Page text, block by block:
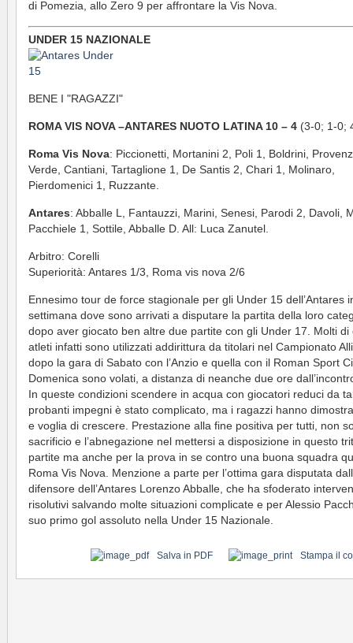
di Pomezia, allo Zero 9 per affrontare la Vis Nova.
UNDER 15 NAZIONALE
BENE I "RAGAZZI"
ROMA VIS NOVA –ANTARES NUOTO LATINA 10 – 4 (3-0; 1-0;
Roma Vis Nova: Piccionetti, Mortanini 2, Poli 1, Boldrini,
Verde, Cantiani, Tartaglione 1, De Santis 2, Chari 1, Molinaro,
Pierdomenici 1, Ruzzante.
Antares: Abballe L, Fantauzzi, Marini, Senesi, Parodi 2, Davoli,
Pacchiele 1, Sottile, Abballe D. All: Luca Zanutel.
Arbitro: Corelli
Superiorità: Antares 1/3, Roma vis nova 2/6
Ennesimo tour de force stagionale per gli Under 15 dell’Antares
settimana dove sono arrivati a disputare la partita della loro
dopo aver giocato ben altre due partite con gli Under 17. Molti di
atleti infatti sono utilizzati addirittura da titolari nel Campionato
dopo la gara di Sabato con l’Anzio e quella con il Roman Sport
Domenica sono volati, a distanza di neanche due ore
In queste condizioni scendere in acqua con giocatori reduci da
probanti impegni è stato complicato, ma i ragazzi hanno
e voglia di crescere. Prestazione alla fine positiva per tutti, non
sacrificio e l’abnegazione nel mettersi a disposizione in questo
partite ma anche per la prova in se contro una buona squadra
Roma Vis Nova. Menzione a parte per l’ottima gara disputata
difensore dell’Antares Lorenzo Abballe, che ha sfoderato
risolutivi salvando molte situazioni complicate e per Alessio
suo primo gol assoluto nella Under 15 Nazionale.
Salva in PDF Stampa il